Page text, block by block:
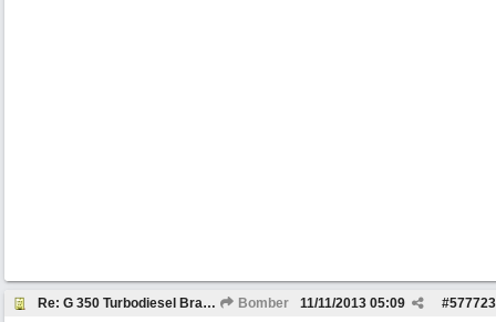
Re: G 350 Turbodiesel Brabus Intercooler Bomber #577723
11/11/2013 05:09